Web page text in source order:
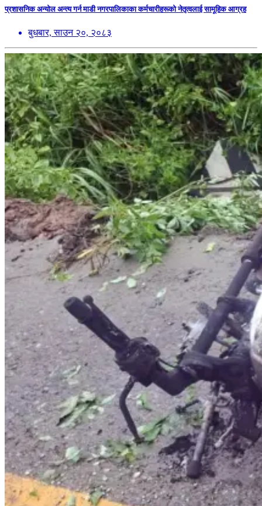
प्रशासनिक अन्योल अन्त्य गर्न माडी नगरपालिकाका कर्मचारीहरूको नेतृत्वलाई सामूहिक आग्रह
बुधबार, साउन २०, २०८३